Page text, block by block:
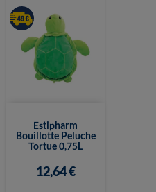
Estipharm
Bouillotte Peluche
Tortue 0,75L
12,64 €